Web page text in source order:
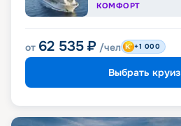
КОМФОРТ
от 62 535 ₽ /чел +1 000
Выбрать круиз